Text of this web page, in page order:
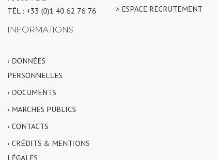
TÉL : +33 (0)1 40 62 76 76
> ESPACE RECRUTEMENT
INFORMATIONS
› DONNÉES
PERSONNELLES
› DOCUMENTS
› MARCHES PUBLICS
› CONTACTS
› CRÉDITS & MENTIONS
LÉGALES